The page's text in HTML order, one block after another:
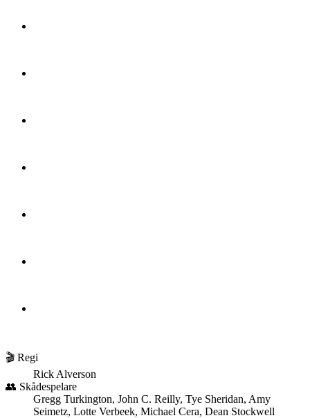
🎬 Regi
Rick Alverson
👥 Skådespelare
Gregg Turkington, John C. Reilly, Tye Sheridan, Amy
Seimetz, Lotte Verbeek, Michael Cera, Dean Stockwell